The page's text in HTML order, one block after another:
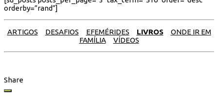
orderby=”rand”]
ARTIGOS DESAFIOS EFEMÉRIDES LIVROS
ONDE IR EM
FAMÍLIA
VÍDEOS
Share